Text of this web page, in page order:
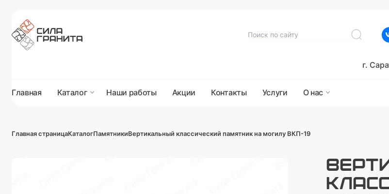
г.
Главная Каталог Наши работы Акции Контакты Услуги О нас
Главная страницаКаталогПамятникиВертикальный классический памятник на могилу ВКП-19